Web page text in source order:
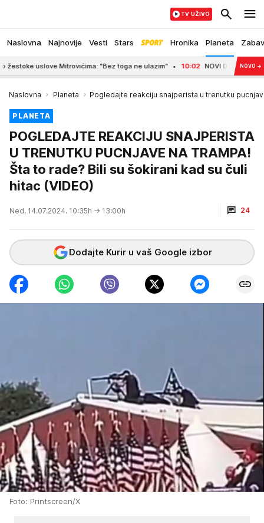
Naslovna Najnovije Vesti Stars Hronika Planeta
TV UŽIVO
uslove Mitrovićima: "Bez toga ne ulazim" 10:02 NOVI DETALJI NOVO →
Naslovna Planeta Pogledajte reakciju snajperista u trenutku
PLANETA
POGLEDAJTE REAKCIJU SNAJPERISTA
U TRENUTKU PUCNJAVE NA TRAMPA!
Šta to rade? Bili su šokirani kad su čuli
hitac (VIDEO)
Ned, 14.07.2024. 10:35h → 13:00h 24
Dodajte Kurir u vaš Google izbor
Foto: Printscreen/X